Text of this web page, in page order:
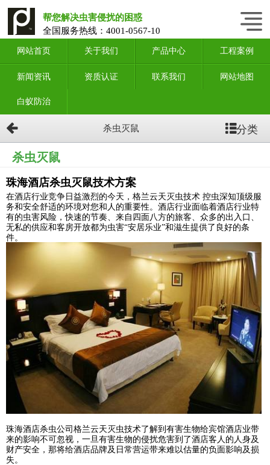
帮您解决虫害侵扰的困惑
全国服务热线：4001-0567-10
网站首页 关于我们 产品中心 工程案例
新闻资讯 资质认证 联系我们 网站地图
白蚁防治
杀虫灭鼠 分类
杀虫灭鼠
珠海酒店杀虫灭鼠技术方案
在酒店行业竞争日益激烈的今天，格兰云天灭虫技术 控虫深知顶级服
务和安全舒适的环境对您和人的重要性。酒店行业面临着酒店行业特
有的虫害风险，快速的节奏、来自四面八方的旅客、众多的出入口、
无私的供应和客房开放都为虫害“安居乐业”和滋生提供了良好的条
件。
珠海酒店杀虫公司格兰云天灭虫技术了解到有害生物给宾馆酒店业带
来的影响不可忽视，一旦有害生物的侵扰危害到了酒店客人的人身及
财产安全，那将给酒店品牌及日常营运带来难以估量的负面影响及损
失。